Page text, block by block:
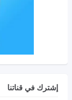
إشترك في قناتنا